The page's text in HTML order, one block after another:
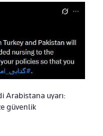
Arabistana uyarı:
güvenlik